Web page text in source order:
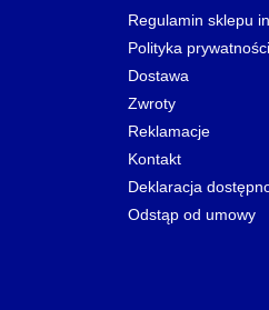
Regulamin sklepu
Polityka prywatności
Dostawa
Zwroty
Reklamacje
Kontakt
Deklaracja
Odstąp od umowy